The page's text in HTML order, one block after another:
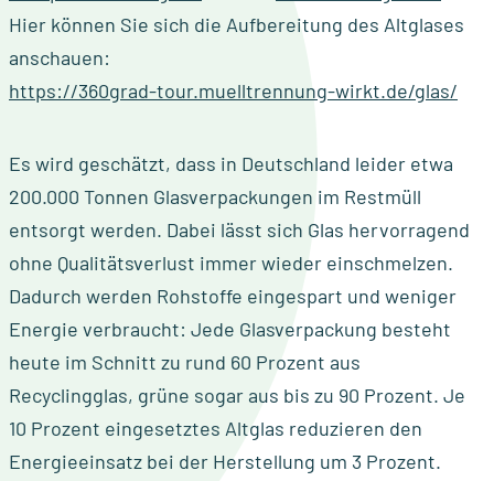
Hier können Sie sich die Aufbereitung des Altglases
anschauen:
https://360grad-tour.muelltrennung-wirkt.de/glas/
Es wird geschätzt, dass in Deutschland leider etwa
200.000 Tonnen Glasverpackungen im Restmüll
entsorgt werden. Dabei lässt sich Glas hervorragend
ohne Qualitätsverlust immer wieder einschmelzen.
Dadurch werden Rohstoffe eingespart und weniger
Energie verbraucht: Jede Glasverpackung besteht
heute im Schnitt zu rund 60 Prozent aus
Recyclingglas, grüne sogar aus bis zu 90 Prozent. Je
10 Prozent eingesetztes Altglas reduzieren den
Energieeinsatz bei der Herstellung um 3 Prozent.